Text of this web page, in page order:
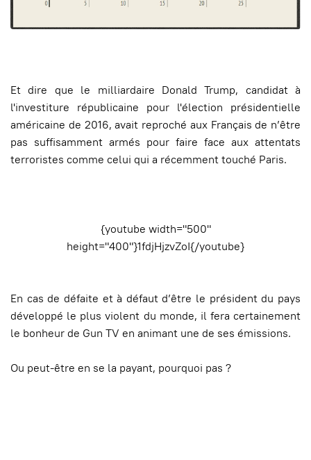
Et dire que le milliardaire Donald Trump, candidat à
l'investiture républicaine pour l'élection présidentielle
américaine de 2016, avait reproché aux Français de n’être
pas suffisamment armés pour faire face aux attentats
terroristes comme celui qui a récemment touché Paris.
{youtube width="500"
height="400"}1fdjHjzvZoI{/youtube}
En cas de défaite et à défaut d’être le président du pays
développé le plus violent du monde, il fera certainement
le bonheur de Gun TV en animant une de ses émissions.
Ou peut-être en se la payant, pourquoi pas ?